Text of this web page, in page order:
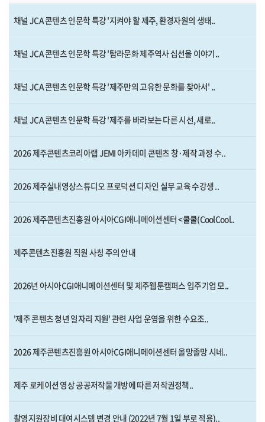
채널 JCA 콘텐츠 인문학 특강 '지켜야 할 제주, 환경자원의 생태..
채널 JCA 콘텐츠 인문학 특강 '탐라문화 제주역사 십선을 이야기..
채널 JCA 콘텐츠 인문학 특강 '제주만의 고유한 문화를 찾아서' ..
채널 JCA 콘텐츠 인문학 특강 '제주를 바라보는 다른 시선, 새로..
2026 제주콘텐츠코리아랩 JEMI 아카데미 콘텐츠 창·제작 과정 수..
2026 제주실내영상스튜디오 프로덕션 디자인 실무 교육 수강생 ..
2026 제주콘텐츠진흥원 아시아CGI애니메이션센터 <쿨쿨(CoolCool..
제주콘텐츠진흥원 직원 사칭 주의 안내
2026년 아시아CGI애니메이션센터 및 제주웹툰캠퍼스 입주기업 모..
'제주 콘텐츠 청년 일자리 지원' 관련 사업 운영을 위한 수요조..
2026 제주콘텐츠진흥원 아시아CGI애니메이션센터 올망졸망 시네..
제주 로케이션 영상 공공저작물 개방에 따른 저작권정책..
촬영지원장비 대여시스템 변경 안내 (2022년 7월 1일 부로 적용)..